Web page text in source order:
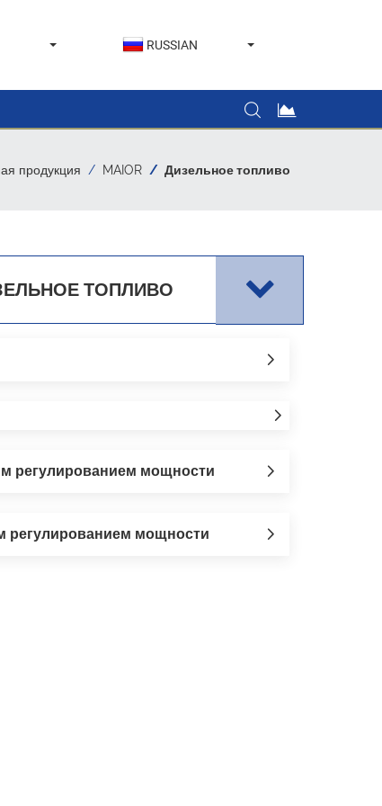
RUSSIAN
продукция MAIOR Дизельное топливо
ТОПЛИВО
регулированием мощности
регулированием мощности